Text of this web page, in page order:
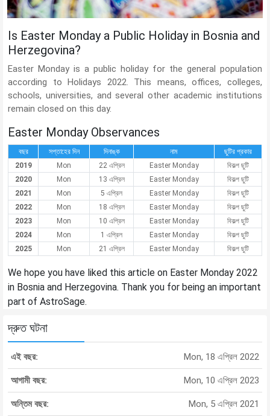
Is Easter Monday a Public Holiday in Bosnia and
Herzegovina?
Easter Monday is a public holiday for the general population
according to Holidays 2022. This means, offices, colleges,
schools, universities, and several other academic institutions
remain closed on this day.
Easter Monday Observances
বছর সপ্তাহের দিন দিনাঙ্ক নাম
ছুটির প্রকার
2019
Mon 22 এপ্রিল Easter Monday
বিকল্প ছুটি
2020
Mon 13 এপ্রিল Easter Monday
বিকল্প ছুটি
2021
Mon 5 এপ্রিল Easter Monday
বিকল্প ছুটি
2022
Mon 18 এপ্রিল Easter Monday
বিকল্প ছুটি
2023
Mon 10 এপ্রিল Easter Monday
বিকল্প ছুটি
2024
Mon 1 এপ্রিল Easter Monday
বিকল্প ছুটি
2025
Mon 21 এপ্রিল Easter Monday বিকল্প ছুটি
We hope you have liked this article on Easter Monday 2022
in Bosnia and Herzegovina. Thank you for being an important
part of AstroSage.
দ্রুত ঘটনা
এই বছর: Mon, 18 এপ্রিল 2022
আগামী বছর: Mon, 10 এপ্রিল 2023
অন্তিম বছর: Mon, 5 এপ্রিল 2021